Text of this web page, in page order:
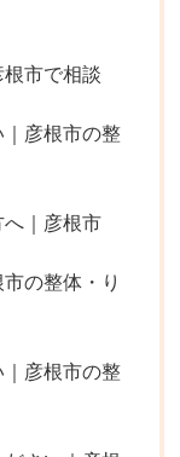
市で相談
彦根市の整
｜彦根市
の整体・り
彦根市の整